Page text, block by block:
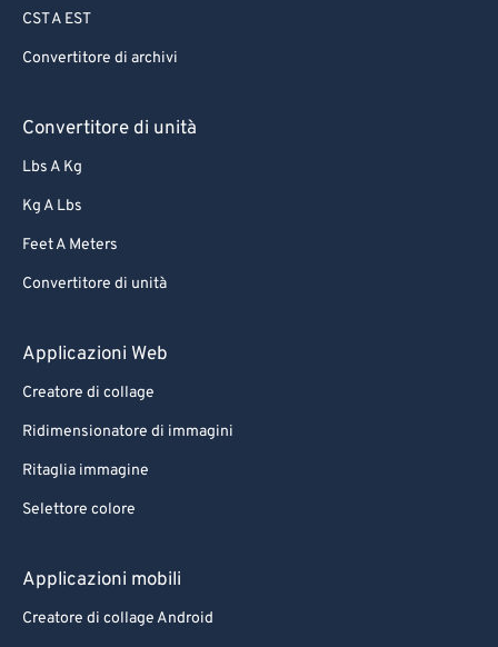
CST A EST
Convertitore di archivi
Convertitore di unità
Lbs A Kg
Kg A Lbs
Feet A Meters
Convertitore di unità
Applicazioni Web
Creatore di collage
Ridimensionatore di immagini
Ritaglia immagine
Selettore colore
Applicazioni mobili
Creatore di collage Android